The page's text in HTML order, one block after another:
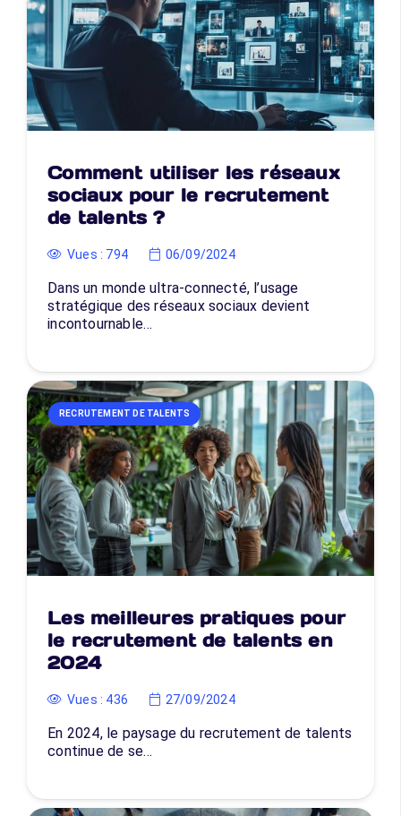
Comment utiliser les réseaux
sociaux pour le recrutement
de talents ?
Vues : 794 06/09/2024
Dans un monde ultra-connecté, l’usage
stratégique des réseaux sociaux devient
incontournable…
RECRUTEMENT DE TALENTS
Les meilleures pratiques pour
le recrutement de talents en
2024
Vues : 436 27/09/2024
En 2024, le paysage du recrutement de talents
continue de se…